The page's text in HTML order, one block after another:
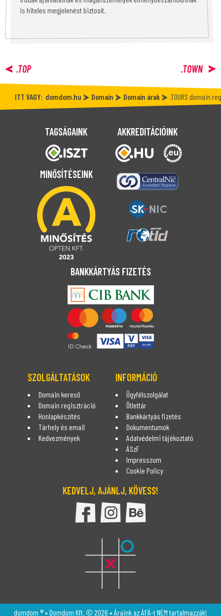
is hiteles megjelenést biztosít.
.TOP .TOWN
ITT VAGY: domdom.hu Domain Domain árak .TOURS domain
TAGSÁGAINK
MINŐSÍTÉSEINK
AKKREDITÁCIÓINK
BANKKÁRTYÁS FIZETÉS
SZOLGÁLTATÁSOK
Domain kereső
Domain regisztráció
Honlapkészítés
Tárhely és email
Kedvezmények
INFORMÁCIÓ
Ügyfélszolgálat
Ötlettár
Bankkártyás fizetés
Dokumentumok
Adatvédelmi tájékoztató
ÁSzF
Impresszum
Cookie Policy
KEDVELJ, AJÁNLJ, KÖVESS!
DomDom Facebook oldala
domdom ® • Domdom Kft. © 2026 • Áraink az ÁFÁ-t NEM tartalmazzák!